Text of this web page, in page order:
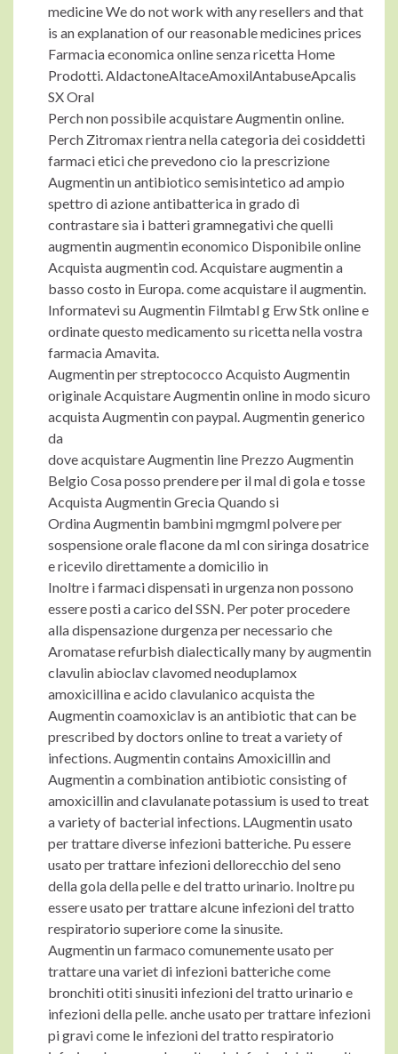
medicine We do not work with any resellers and that
is an explanation of our reasonable medicines prices
Farmacia economica online senza ricetta Home
Prodotti. AldactoneAltaceAmoxilAntabuseApcalis
SX Oral
Perch non possibile acquistare Augmentin online.
Perch Zitromax rientra nella categoria dei cosiddetti
farmaci etici che prevedono cio la prescrizione
Augmentin un antibiotico semisintetico ad ampio
spettro di azione antibatterica in grado di
contrastare sia i batteri gramnegativi che quelli
augmentin augmentin economico Disponibile online
Acquista augmentin cod. Acquistare augmentin a
basso costo in Europa. come acquistare il augmentin.
Informatevi su Augmentin Filmtabl g Erw Stk online e
ordinate questo medicamento su ricetta nella vostra
farmacia Amavita.
Augmentin per streptococco Acquisto Augmentin
originale Acquistare Augmentin online in modo sicuro
acquista Augmentin con paypal. Augmentin generico
da
dove acquistare Augmentin line Prezzo Augmentin
Belgio Cosa posso prendere per il mal di gola e tosse
Acquista Augmentin Grecia Quando si
Ordina Augmentin bambini mgmgml polvere per
sospensione orale flacone da ml con siringa dosatrice
e ricevilo direttamente a domicilio in
Inoltre i farmaci dispensati in urgenza non possono
essere posti a carico del SSN. Per poter procedere
alla dispensazione durgenza per necessario che
Aromatase refurbish dialectically many by augmentin
clavulin abioclav clavomed neoduplamox
amoxicillina e acido clavulanico acquista the
Augmentin coamoxiclav is an antibiotic that can be
prescribed by doctors online to treat a variety of
infections. Augmentin contains Amoxicillin and
Augmentin a combination antibiotic consisting of
amoxicillin and clavulanate potassium is used to treat
a variety of bacterial infections. LAugmentin usato
per trattare diverse infezioni batteriche. Pu essere
usato per trattare infezioni dellorecchio del seno
della gola della pelle e del tratto urinario. Inoltre pu
essere usato per trattare alcune infezioni del tratto
respiratorio superiore come la sinusite.
Augmentin un farmaco comunemente usato per
trattare una variet di infezioni batteriche come
bronchiti otiti sinusiti infezioni del tratto urinario e
infezioni della pelle. anche usato per trattare infezioni
pi gravi come le infezioni del tratto respiratorio